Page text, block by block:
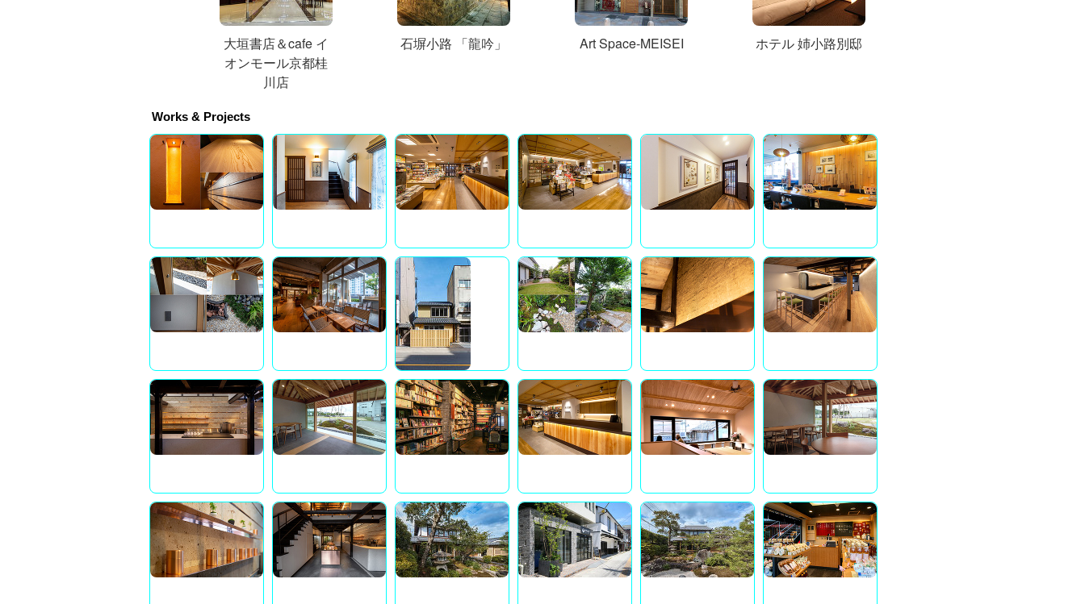
大垣書店＆cafe イ
オンモール京都桂
川店
石塀小路 「龍吟」 Art Space-MEISEI ホテル 姉小路別邸
Works & Projects